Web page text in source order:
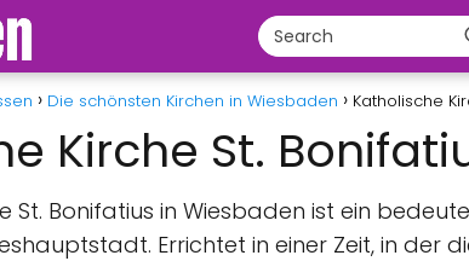
Die schönsten Kirchen in Wiesbaden Katholische
Kirche St.
St. Bonifatius in Wiesbaden ist ein
Errichtet in einer Zeit, in der